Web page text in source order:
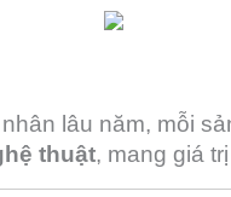
lâu năm, mỗi
thuật, mang giá